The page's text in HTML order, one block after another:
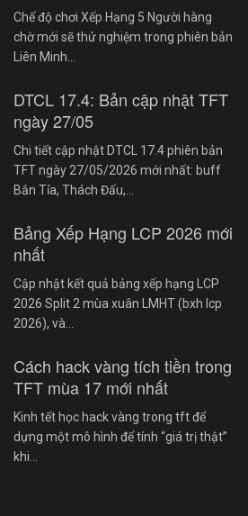
Chế độ chơi Xếp Hạng 5 Người hàng
chờ mới sẽ thử nghiệm trong phiên bản
Liên Minh…
DTCL 17.4: Bản cập nhật TFT
ngày 27/05
Chi tiết cập nhật DTCL 17.4 phiên bản
TFT ngày 27/05/2026 mới nhất: buff
Bắn Tỉa, Thách Đấu,…
Bảng Xếp Hạng LCP 2026 mới
nhất
Cập nhật kết quả bảng xếp hạng LCP
2026 Split 2 mùa xuân LMHT (bxh lcp
2026), và…
Cách hack vàng tích tiền trong
TFT mùa 17 mới nhất
Kinh tết học hack vàng trong tft để
dựng một mô hình để tính “giá trị thật”
khi…